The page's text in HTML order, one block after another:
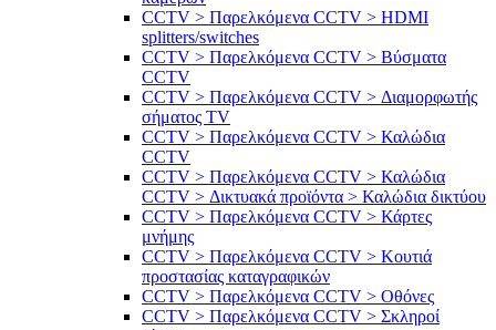
CCTV > Παρελκόμενα CCTV > HDMI
splitters/switches
CCTV > Παρελκόμενα CCTV > Βύσματα
CCTV
CCTV > Παρελκόμενα CCTV > Διαμορφωτής
σήματος TV
CCTV > Παρελκόμενα CCTV > Καλώδια
CCTV
CCTV > Παρελκόμενα CCTV > Καλώδια
CCTV > Δικτυακά προϊόντα > Καλώδια δικτύου
CCTV > Παρελκόμενα CCTV > Κάρτες
μνήμης
CCTV > Παρελκόμενα CCTV > Κουτιά
προστασίας καταγραφικών
CCTV > Παρελκόμενα CCTV > Οθόνες
CCTV > Παρελκόμενα CCTV > Σκληροί